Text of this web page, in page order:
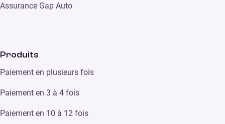
Assurance Gap Auto
Produits
Paiement en plusieurs fois
Paiement en 3 à 4 fois
Paiement en 10 à 12 fois